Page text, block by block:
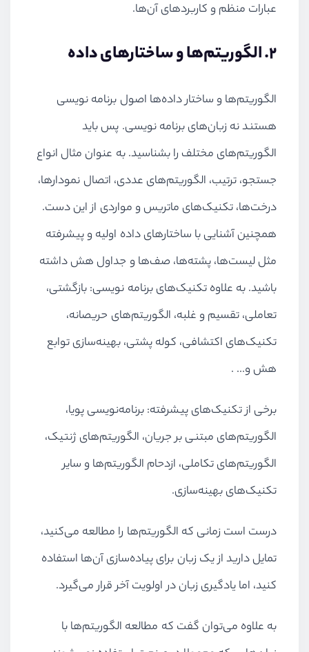
عبارات منظم و کاربردهای آن‌ها.
2. الگوریتم‌ها و ساختارهای داده
الگوریتم‌ها و ساختار داده‌ها اصول برنامه نویسی
هستند نه زبان‌های برنامه نویسی. پس باید
الگوریتم‌های مختلف را بشناسید. به عنوان مثال انواع
جستجو، ترتیب، الگوریتم‌های عددی، اتصال نمودارها،
درخت‌ها، تکنیک‌های ماتریس و مواردی از این دست.
همچنین آشنایی با ساختارهای داده اولیه و پیشرفته
مثل لیست‌ها، پشته‌ها، صف‌ها و جداول هش داشته
باشید. به علاوه تکنیک‌های برنامه نویسی: بازگشتی،
تعاملی، تقسیم و غلبه، الگوریتم‌های حریصانه،
تکنیک‌های اکتشافی، کوله پشتی، بهینه‌سازی توابع
هش و... .
برخی از تکنیک‌های پیشرفته: برنامه‌نویسی پویا،
الگوریتم‌های مبتنی بر جریان، الگوریتم‌های ژنتیک،
الگوریتم‌های تکاملی، ازدحام الگوریتم‌ها و سایر
تکنیک‌های بهینه‌سازی.
درست است زمانی که الگوریتم‌ها را مطالعه می‌کنید،
تمایل دارید از یک زبان برای پیاده‌سازی آن‌ها استفاده
کنید، اما یادگیری زبان در اولویت آخر قرار می‌گیرد.
به علاوه می‌توان گفت که مطالعه الگوریتم‌ها با